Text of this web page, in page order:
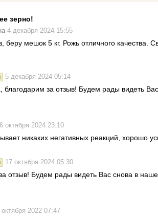
зерно!
4 декабря 2024 15:55
беру мешок 5 кг. Рожь отличного качества.
5 декабря 2024 05:14
за отзыв! Будем рады видеть
октября 2024 23:10
никаких негативных реакций, хорошо
17 октября 2024 05:30
отзыв! Будем рады видеть Вас снова в
октября 2022 07:47